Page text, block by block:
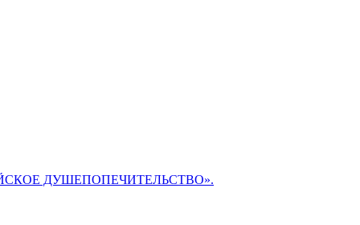
ДУШЕПОПЕЧИТЕЛЬСТВО».